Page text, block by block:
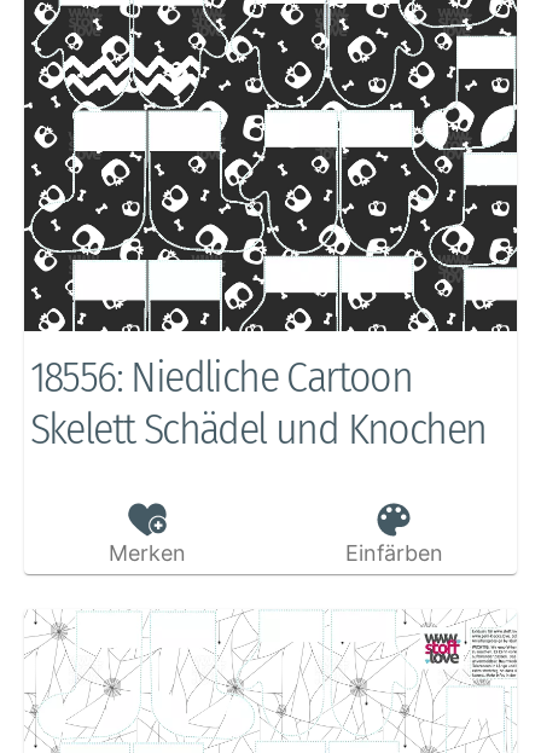
18556: Niedliche Cartoon
Skelett Schädel und Knochen
Merken Einfärben